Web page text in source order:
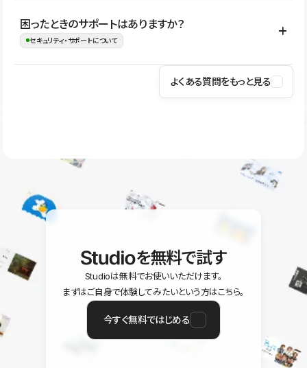
ながらレイアウトに影響を与えずに更新作業を進めやすくなりま
す。
Studioでは、公開サイトやサービスを安全に利用できるよう、通信
の暗号化、データ保護、アクセス管理、脆弱性対策など、複数の観
はSSL/TLSによる通信暗号化に対応しており、悪質なスクリプトの
困ったときのサポートはありますか？
セキュリティ・サポートについて
操作方法や機能については、ヘルプセンターでご確認いただけま
ユーザー同士で質問・相談できるコミュニティもご利用ください。
よくある質問をもっと見る
を無料で試す
Studioは無料でお使いいただけます。
まずはご自身で体験してみたいという方はこちら。
今すぐ無料ではじめる